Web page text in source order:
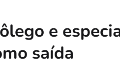
e
saída